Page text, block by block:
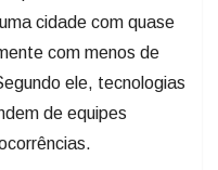
cidade com quase
com menos de
ele, tecnologias
de equipes